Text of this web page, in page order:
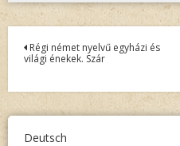
Bejegyzés
navigáció
Régi német nyelvű egyházi és
világi énekek. Szár
Deutsch